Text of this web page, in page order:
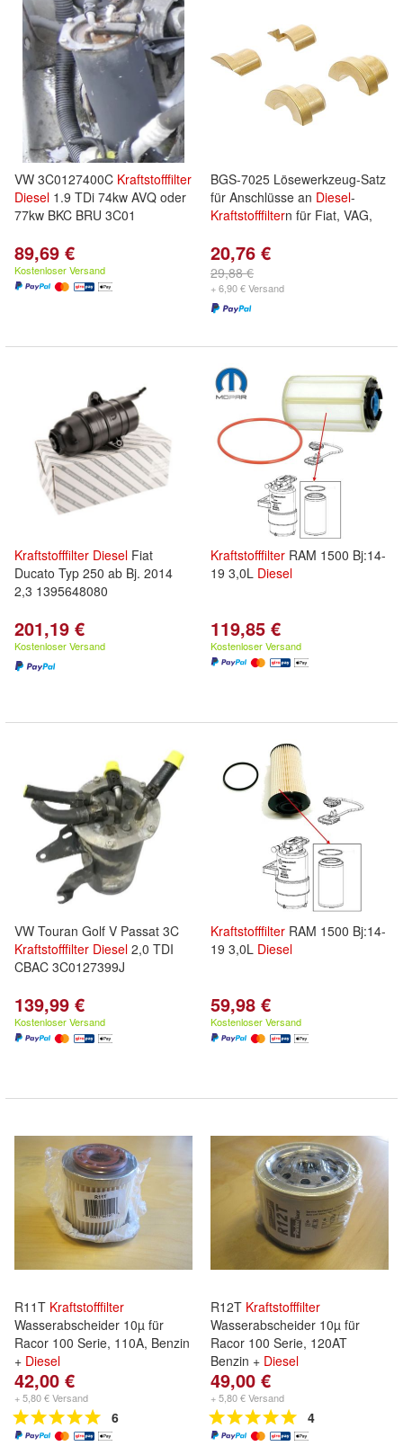
VW 3C0127400C Kraftstofffilter
Diesel 1.9 TDi 74kw AVQ oder
77kw BKC BRU 3C01
89,69 €
Kostenloser Versand
BGS-7025 Lösewerkzeug-Satz
für Anschlüsse an Diesel-
Kraftstofffiltern für Fiat, VAG,
20,76 €
29,88 €
+ 6,90 € Versand
Kraftstofffilter Diesel Fiat
Ducato Typ 250 ab Bj. 2014
2,3 1395648080
201,19 €
Kostenloser Versand
Kraftstofffilter RAM 1500 Bj:14-
19 3,0L Diesel
119,85 €
Kostenloser Versand
VW Touran Golf V Passat 3C
Kraftstofffilter Diesel 2,0 TDI
CBAC 3C0127399J
139,99 €
Kostenloser Versand
Kraftstofffilter RAM 1500 Bj:14-
19 3,0L Diesel
59,98 €
Kostenloser Versand
R11T Kraftstofffilter
Wasserabscheider 10µ für
Racor 100 Serie, 110A, Benzin
+ Diesel
42,00 €
+ 5,80 € Versand
6
R12T Kraftstofffilter
Wasserabscheider 10µ für
Racor 100 Serie, 120AT
Benzin + Diesel
49,00 €
+ 5,80 € Versand
4